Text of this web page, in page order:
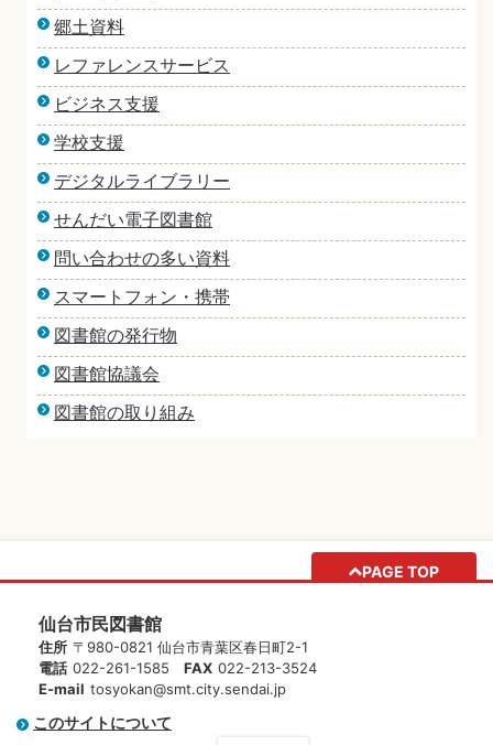
郷土資料
レファレンスサービス
ビジネス支援
学校支援
デジタルライブラリー
せんだい電子図書館
問い合わせの多い資料
スマートフォン・携帯
図書館の発行物
図書館協議会
図書館の取り組み
PAGE TOP
仙台市民図書館
住所 〒980-0821 仙台市青葉区春日町2-1
電話 022-261-1585 FAX 022-213-3524
E-mail tosyokan@smt.city.sendai.jp
このサイトについて